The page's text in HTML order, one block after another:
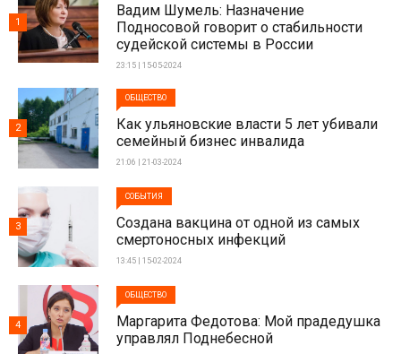
Вадим Шумель: Назначение
Подносовой говорит о стабильности
судейской системы в России
23:15 | 15-05-2024
1
ОБЩЕСТВО
Как ульяновские власти 5 лет убивали
семейный бизнес инвалида
21:06 | 21-03-2024
2
СОБЫТИЯ
Создана вакцина от одной из самых
смертоносных инфекций
13:45 | 15-02-2024
3
ОБЩЕСТВО
Маргарита Федотова: Мой прадедушка
управлял Поднебесной
4